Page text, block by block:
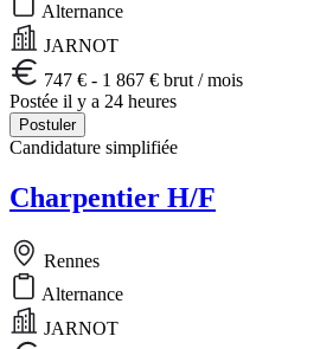
Alternance
JARNOT
747 € - 1 867 € brut / mois
Postée il y a 24 heures
Postuler
Candidature simplifiée
Charpentier H/F
Rennes
Alternance
JARNOT